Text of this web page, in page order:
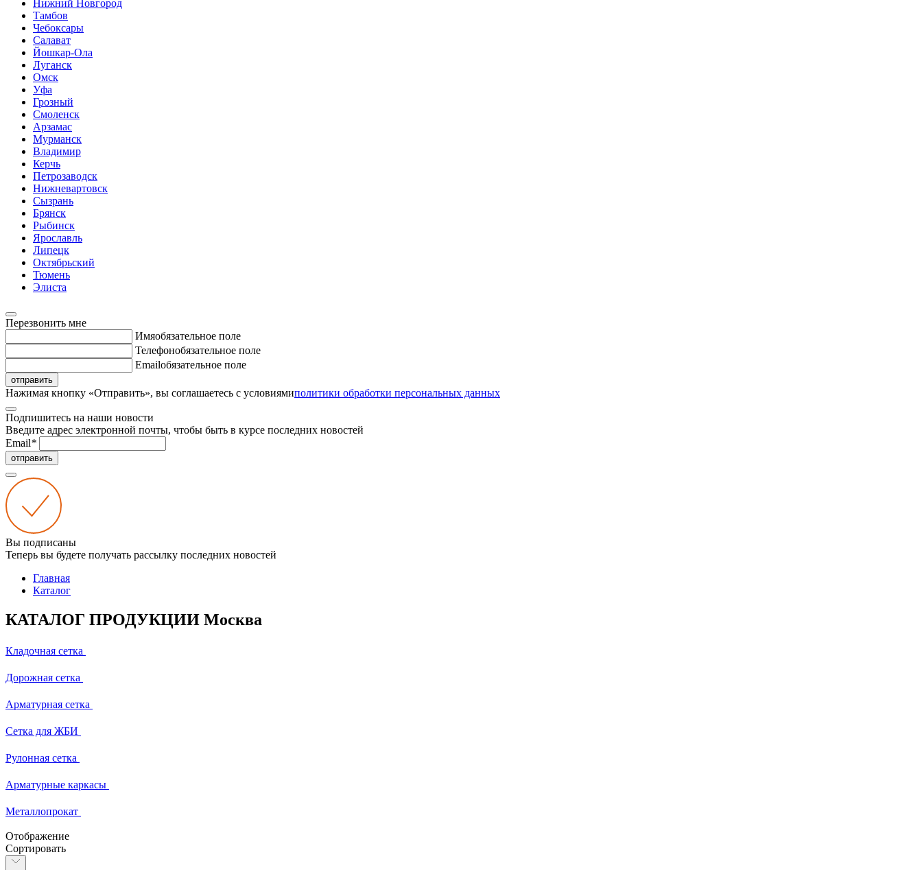
Нижний Новгород
Тамбов
Чебоксары
Салават
Йошкар-Ола
Луганск
Омск
Уфа
Грозный
Смоленск
Арзамас
Мурманск
Владимир
Керчь
Петрозаводск
Нижневартовск
Сызрань
Брянск
Рыбинск
Ярославль
Липецк
Октябрьский
Тюмень
Элиста
Перезвонить мне
Имяобязательное поле
Телефонобязательное поле
Emailобязательное поле
отправить
Нажимая кнопку «Отправить», вы соглашаетесь с условиямиполитики обработки персональных данных
Подпишитесь на наши новости
Введите адрес электронной почты, чтобы быть в курсе последних новостей
Email*
отправить
Вы подписаны
Теперь вы будете получать рассылку последних новостей
Главная
Каталог
КАТАЛОГ ПРОДУКЦИИ Москва
Кладочная сетка
Дорожная сетка
Арматурная сетка
Сетка для ЖБИ
Рулонная сетка
Арматурные каркасы
Металлопрокат
Отображение
Сортировать